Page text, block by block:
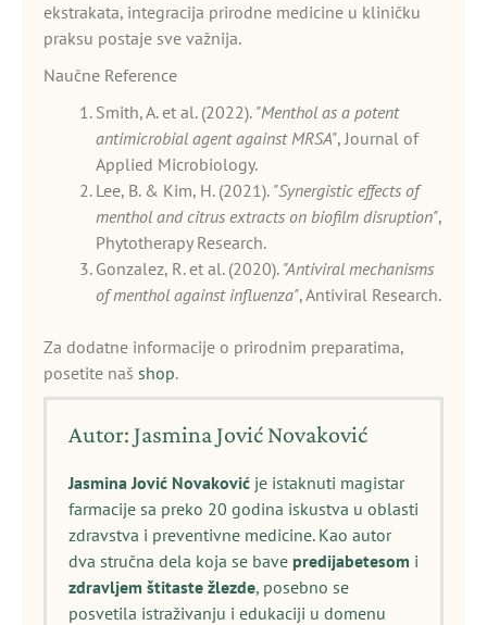
ekstrakata, integracija prirodne medicine u kliničku
praksu postaje sve važnija.
Naučne Reference
Smith, A. et al. (2022). "Menthol as a potent
antimicrobial agent against MRSA", Journal of
Applied Microbiology.
Lee, B. & Kim, H. (2021). "Synergistic effects of
menthol and citrus extracts on biofilm disruption",
Phytotherapy Research.
Gonzalez, R. et al. (2020). "Antiviral mechanisms
of menthol against influenza", Antiviral Research.
Za dodatne informacije o prirodnim preparatima,
posetite naš shop.
Autor: Jasmina Jović Novaković
Jasmina Jović Novaković je istaknuti magistar
farmacije sa preko 20 godina iskustva u oblasti
zdravstva i preventivne medicine. Kao autor
dva stručna dela koja se bave predijabetesom i
zdravljem štitaste žlezde, posebno se
posvetila istraživanju i edukaciji u domenu